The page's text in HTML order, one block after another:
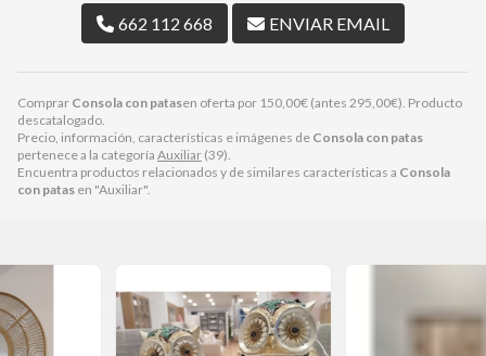
Comprar Consola con patasen oferta por 150,00€ (antes 295,00€). Producto
descatalogado.
Precio, información, características e imágenes de Consola con patas
pertenece a la categoría Auxiliar (39).
Encuentra productos relacionados y de similares características a Consola
con patas en "Auxiliar".
662 112 668 ENVIAR EMAIL